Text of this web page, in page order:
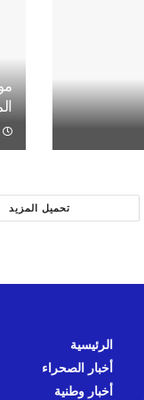
تحميل المزيد
الرئيسية
أخبار الصحراء
أخبار وطنية